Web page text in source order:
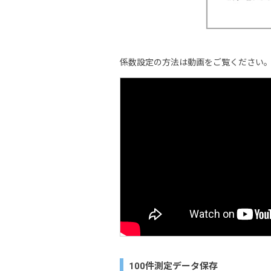
係数設定の方法は動画をご覧ください
100件測定データ保存